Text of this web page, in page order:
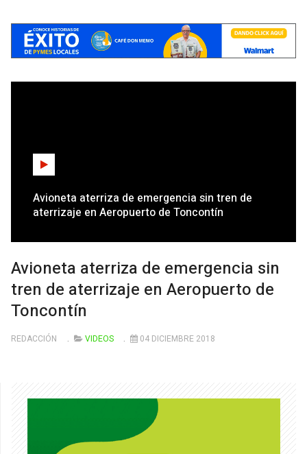
Avioneta aterriza de emergencia sin tren de
aterrizaje en Aeropuerto de Toncontín
Avioneta aterriza de emergencia sin
tren de aterrizaje en Aeropuerto de
Toncontín
REDACCIÓN VIDEOS 04 DICIEMBRE 2018